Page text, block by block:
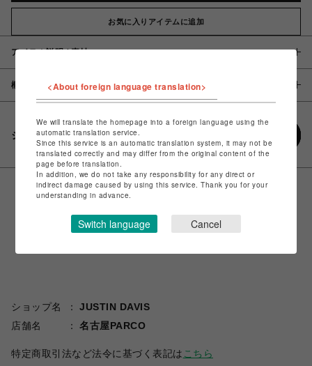
お気に入りアイテムに追加
アイテム説明 / 素材
概要
シェアする
ショップ名
JUSTIN DAVIS
店舗名
名古屋PARCO
特定商取引法など法令に基づく表記は こちら
<About foreign language translation>
We will translate the homepage into a foreign language using the
automatic translation service.
Since this service is an automatic translation system, it may not be
translated correctly and may differ from the original content of the
page before translation.
In addition, we do not take any responsibility for any direct or
indirect damage caused by using this service. Thank you for your
understanding in advance.
Switch language Cancel